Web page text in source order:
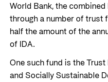
World Bank, the
through a number of
half the amount of the
of IDA.
One such fund is the
and Socially Sustainable